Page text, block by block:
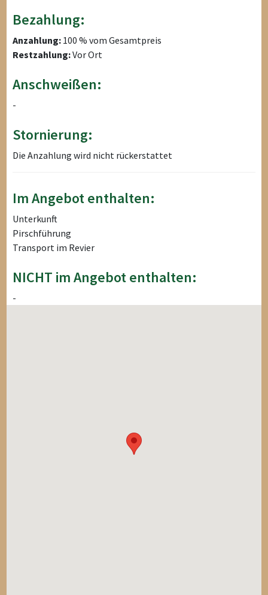
Bezahlung:
Anzahlung: 100 % vom Gesamtpreis
Restzahlung:Vor Ort
Anschweißen:
-
Stornierung:
Die Anzahlung wird nicht rückerstattet
Im Angebot enthalten:
Unterkunft
Pirschführung
Transport im Revier
NICHT im Angebot enthalten:
-